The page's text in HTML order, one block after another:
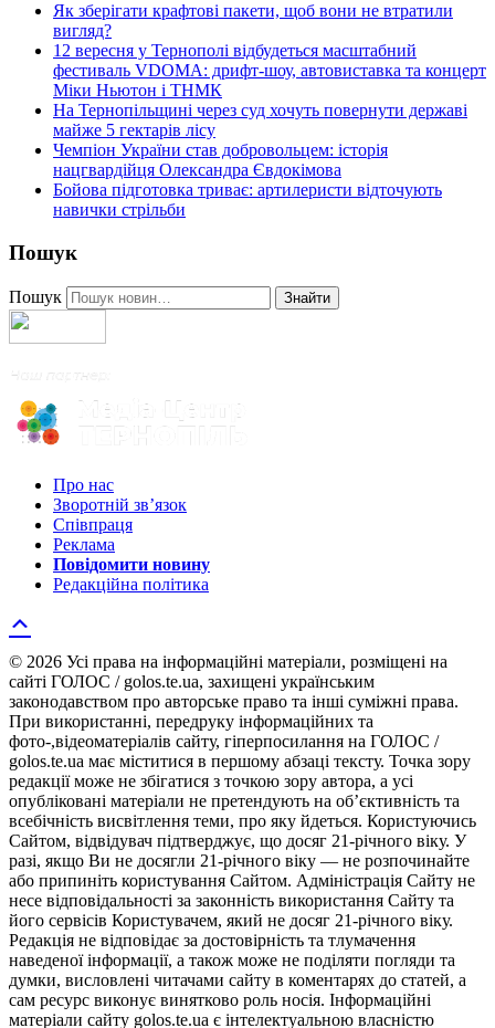
Як зберігати крафтові пакети, щоб вони не втратили
вигляд?
12 вересня у Тернополі відбудеться масштабний
фестиваль VDOMA: дрифт-шоу, автовиставка та концерт
Міки Ньютон і ТНМК
На Тернопільщині через суд хочуть повернути державі
майже 5 гектарів лісу
Чемпіон України став добровольцем: історія
нацгвардійця Олександра Євдокімова
Бойова підготовка триває: артилеристи відточують
навички стрільби
Пошук
Пошук Знайти
Про нас
Зворотній зв’язок
Співпраця
Реклама
Повідомити новину
Редакційна політика
© 2026 Усі права на інформаційні матеріали, розміщені на
сайті ГОЛОС / golos.te.ua, захищені українським
законодавством про авторське право та інші суміжні права.
При використанні, передруку інформаційних та
фото-,відеоматеріалів сайту, гіперпосилання на ГОЛОС /
golos.te.ua має міститися в першому абзаці тексту. Точка зору
редакції може не збігатися з точкою зору автора, а усі
опубліковані матеріали не претендують на об’єктивність та
всебічність висвітлення теми, про яку йдеться. Користуючись
Сайтом, відвідувач підтверджує, що досяг 21-річного віку. У
разі, якщо Ви не досягли 21-річного віку — не розпочинайте
або припиніть користування Сайтом. Адміністрація Сайту не
несе відповідальності за законність використання Сайту та
його сервісів Користувачем, який не досяг 21-річного віку.
Редакція не відповідає за достовірність та тлумачення
наведеної інформації, а також може не поділяти погляди та
думки, висловлені читачами сайту в коментарях до статей, а
сам ресурс виконує винятково роль носія. Інформаційні
матеріали сайту golos.te.ua є інтелектуальною власністю